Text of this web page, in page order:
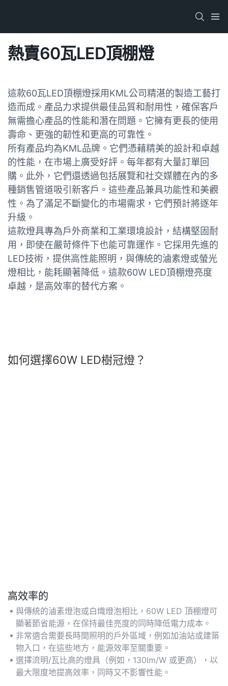
熱賣60瓦LED頂棚燈
這款60瓦LED頂棚燈採用KML公司精湛的製造工藝打
造而成。產品力求提供最佳品質和耐用性，確保客戶
無需擔心產品的性能和潛在問題。它擁有更長的使用
壽命、更強的韌性和更高的可靠性。
所有產品均為KML品牌。它們憑藉精美的設計和卓越
的性能，在市場上廣受好評。每年都有大量訂單回
購。此外，它們還透過包括展覽和社交媒體在內的多
種銷售管道吸引新客戶。這些產品兼具功能性和美觀
性。為了滿足不斷變化的市場需求，它們預計將逐年
升級。
這款燈具專為戶外商業和工業環境設計，結構堅固耐
用，即使在嚴苛條件下也能可靠運作。它採用先進的
LED技術，提供高性能照明，與傳統的滷素燈或螢光
燈相比，能耗顯著降低。這款60W LED頂棚燈亮度
卓越，是高效率的替代方案。
如何選擇60W LED樹冠燈？
高效率的
與傳統的滷素燈泡或白熾燈泡相比，60W LED 頂棚燈可
顯著節省能源，在保持最佳亮度的同時降低電力成本。
非常適合需要長時間照明的戶外區域，例如加油站或建築
物入口，在這些地方，能源效率至關重要。
選擇流明/瓦比高的燈具（例如，130lm/W 或更高），以
最大限度地提高效率，同時又不影響性能。